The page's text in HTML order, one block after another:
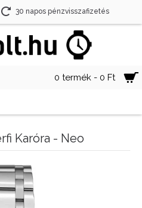
30 napos pénzvisszafizetés
0 termék - 0 Ft
Karóra - Neo